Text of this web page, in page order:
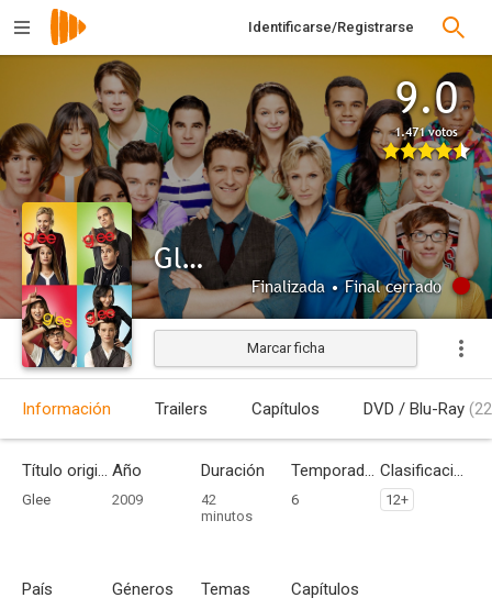
Identificarse/Registrarse
9.0
1.471 votos
Glee
Finalizada • Final cerrado
Marcar ficha
Información Trailers Capítulos DVD / Blu-Ray
Título original
Glee
Año
2009
Duración
42
minutos
Temporadas
6
Clasificación por edades
12+
País Géneros Temas Capítulos